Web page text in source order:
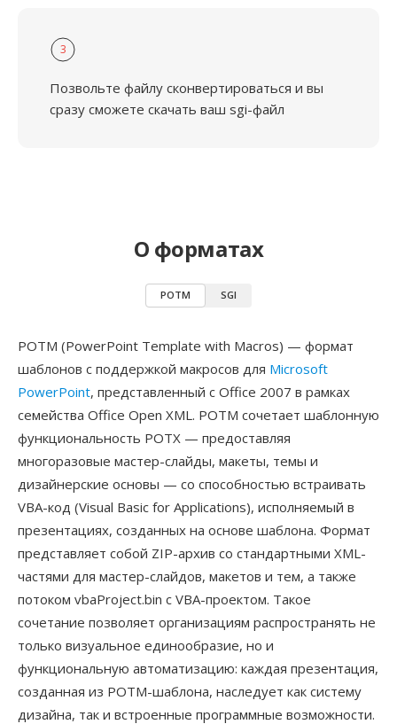
3
Позвольте файлу сконвертироваться и вы
сразу сможете скачать ваш sgi-файл
О форматах
POTM SGI
POTM (PowerPoint Template with Macros) — формат
шаблонов с поддержкой макросов для Microsoft
PowerPoint, представленный с Office 2007 в рамках
семейства Office Open XML. POTM сочетает шаблонную
функциональность POTX — предоставляя
многоразовые мастер-слайды, макеты, темы и
дизайнерские основы — со способностью встраивать
VBA-код (Visual Basic for Applications), исполняемый в
презентациях, созданных на основе шаблона. Формат
представляет собой ZIP-архив со стандартными XML-
частями для мастер-слайдов, макетов и тем, а также
потоком vbaProject.bin с VBA-проектом. Такое
сочетание позволяет организациям распространять не
только визуальное единообразие, но и
функциональную автоматизацию: каждая презентация,
созданная из POTM-шаблона, наследует как систему
дизайна, так и встроенные программные возможности.